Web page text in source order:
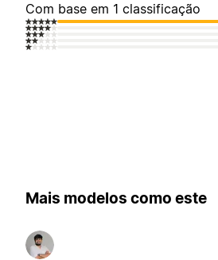
Com base em 1 classificação
Mais modelos como este